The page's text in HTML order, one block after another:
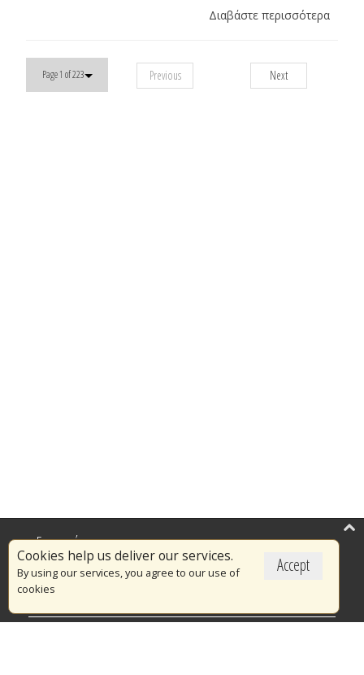
Διαβάστε περισσότερα
Page 1 of 223 Previous Next
Accept
Cookies help us deliver our services.
By using our services, you agree to our use of
cookies
Επικαιρότητα
Το Πυροσβεστικό Σώμα